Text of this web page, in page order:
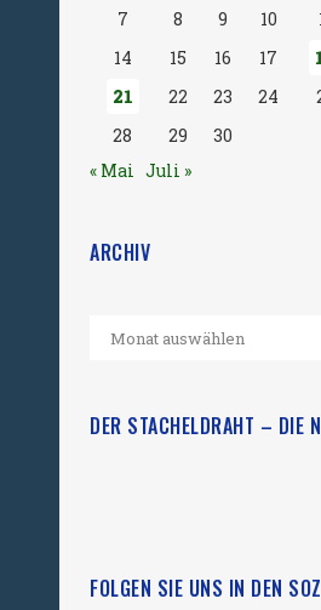
7
8 9 10
14
15 16 17
21
22 23 24
28
29
30
« Mai Juli »
ARCHIV
DER STACHELDRAHT – DIE
FOLGEN SIE UNS IN DEN